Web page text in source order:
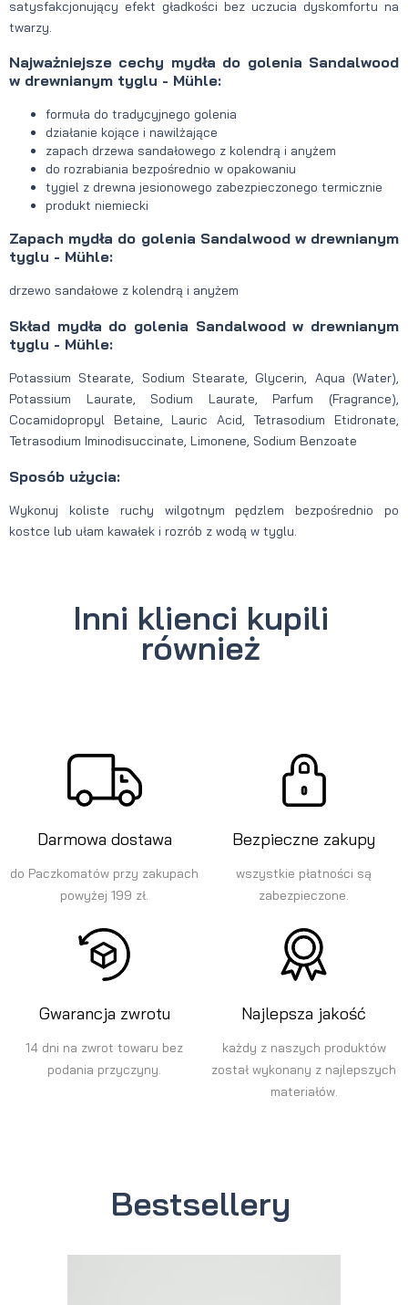
satysfakcjonujący efekt gładkości bez uczucia dyskomfortu na
twarzy.
Najważniejsze cechy mydła do golenia Sandalwood
w drewnianym tyglu - Mühle:
formuła do tradycyjnego golenia
działanie kojące i nawilżające
zapach drzewa sandałowego z kolendrą i anyżem
do rozrabiania bezpośrednio w opakowaniu
tygiel z drewna jesionowego zabezpieczonego termicznie
produkt niemiecki
Zapach mydła do golenia Sandalwood w drewnianym
tyglu - Mühle:
drzewo sandałowe z kolendrą i anyżem
Skład mydła do golenia Sandalwood w drewnianym
tyglu - Mühle:
Potassium Stearate, Sodium Stearate, Glycerin, Aqua (Water),
Potassium Laurate, Sodium Laurate, Parfum (Fragrance),
Cocamidopropyl Betaine, Lauric Acid, Tetrasodium Etidronate,
Tetrasodium Iminodisuccinate, Limonene, Sodium Benzoate
Sposób użycia:
Wykonuj koliste ruchy wilgotnym pędzlem bezpośrednio po
kostce lub ułam kawałek i rozrób z wodą w tyglu.
Inni klienci kupili
również
Darmowa dostawa
do Paczkomatów przy zakupach
powyżej 199 zł.
Bezpieczne zakupy
wszystkie płatności są
zabezpieczone.
Gwarancja zwrotu
14 dni na zwrot towaru bez
podania przyczyny.
Najlepsza jakość
każdy z naszych produktów
został wykonany z najlepszych
materiałów.
Bestsellery